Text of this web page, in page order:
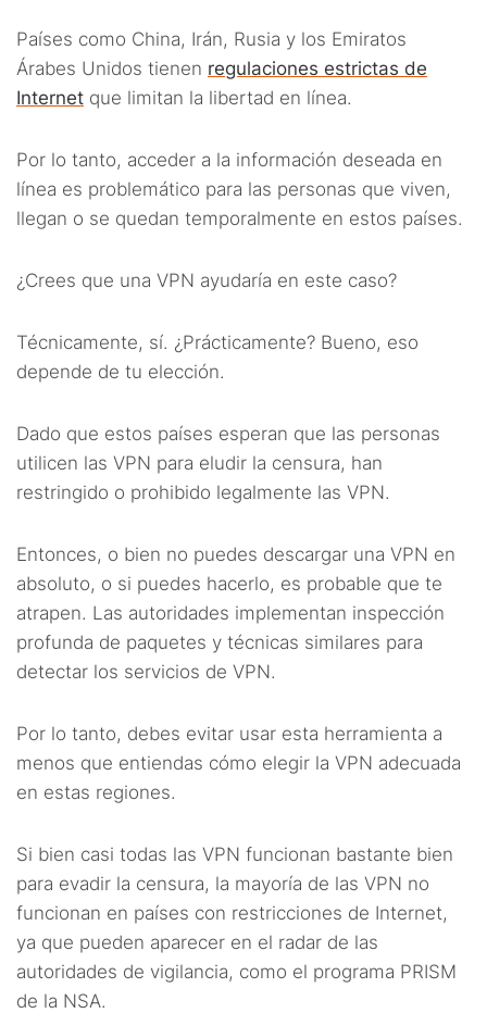
Países como China, Irán, Rusia y los Emiratos
Árabes Unidos tienen regulaciones estrictas de
Internet que limitan la libertad en línea.
Por lo tanto, acceder a la información deseada en
línea es problemático para las personas que viven,
llegan o se quedan temporalmente en estos países.
¿Crees que una VPN ayudaría en este caso?
Técnicamente, sí. ¿Prácticamente? Bueno, eso
depende de tu elección.
Dado que estos países esperan que las personas
utilicen las VPN para eludir la censura, han
restringido o prohibido legalmente las VPN.
Entonces, o bien no puedes descargar una VPN en
absoluto, o si puedes hacerlo, es probable que te
atrapen. Las autoridades implementan inspección
profunda de paquetes y técnicas similares para
detectar los servicios de VPN.
Por lo tanto, debes evitar usar esta herramienta a
menos que entiendas cómo elegir la VPN adecuada
en estas regiones.
Si bien casi todas las VPN funcionan bastante bien
para evadir la censura, la mayoría de las VPN no
funcionan en países con restricciones de Internet,
ya que pueden aparecer en el radar de las
autoridades de vigilancia, como el programa PRISM
de la NSA.